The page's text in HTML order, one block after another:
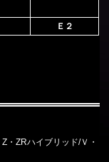
Ｅ２
ZRハイブリッド/Ｖ・